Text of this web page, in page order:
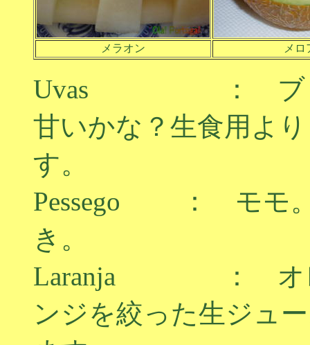
メラオン メロ
Uvas ： ブドウ
甘いかな？生食用よ
す。
Pessego ： モモ。
き。
Laranja ： オレ
ンジを絞った生ジュ